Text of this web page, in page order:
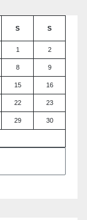
S S
1 2
8 9
15 16
22 23
29 30